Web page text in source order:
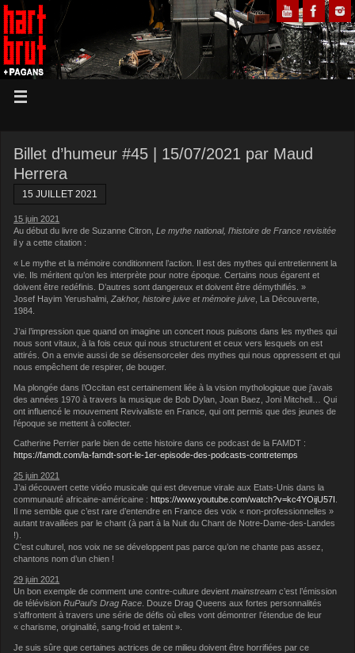
Billet d’humeur #45 | 15/07/2021 par Maud
Herrera
15 JUILLET 2021
15 juin 2021
Au début du livre de Suzanne Citron,Le mythe national, l’histoire de France revisitée
il y a cette citation :
« Le mythe et la mémoire conditionnent l’action. Il est des mythes qui entretiennent la
vie. Ils méritent qu’on les interprète pour notre époque. Certains nous égarent et
doivent être redéfinis. D’autres sont dangereux et doivent être démythifiés. »
Josef Hayim Yerushalmi,Zakhor, histoire juive et mémoire juive , La Découverte,
1984.
J’ai l’impression que quand on imagine un concert nous puisons dans les mythes qui
nous sont vitaux, à la fois ceux qui nous structurent et ceux vers lesquels on est
attirés. On a envie aussi de se désensorceler des mythes qui nous oppressent et qui
nous empêchent de respirer, de bouger.
Ma plongée dans l’Occitan est certainement liée à la vision mythologique que j’avais
des années 1970 à travers la musique de Bob Dylan, Joan Baez, Joni Mitchell… Qui
ont influencé le mouvement Revivaliste en France, qui ont permis que des jeunes de
l’époque se mettent à collecter.
Catherine Perrier parle bien de cette histoire dans ce podcast de la FAMDT :
https://famdt.com/la-famdt-sort-le-1er-episode-des-podcasts-contretemps
25 juin 2021
J’ai découvert cette vidéo musicale qui est devenue virale aux Etats-Unis dans la
communauté africaine-américaine :https://www.youtube.com/watch?v=kc4YOijU57I
Il me semble que c’est rare d’entendre en France des voix « non-professionnelles »
autant travaillées par le chant (à part à la Nuit du Chant de Notre-Dame-des-Landes
!).
C’est culturel, nos voix ne se développent pas parce qu’on ne chante pas assez,
chantons nom d’un chien !
29 juin 2021
Un bon exemple de comment une contre-culture devientmainstream c’est l’émission
de télévisionRuPaul’s Drag Race . Douze Drag Queens aux fortes personnalités
s’affrontent à travers une série de défis où elles vont démontrer l’étendue de leur
« charisme, originalité, sang-froid et talent ».
Je suis sûre que certaines actrices de ce milieu doivent être horrifiées par ce